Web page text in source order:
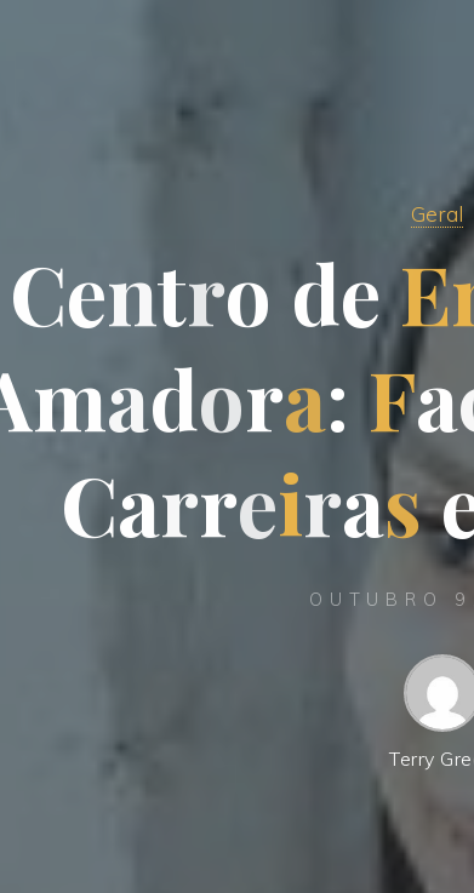
Geral
Centro de E
madora: Fa
Carreiras
OUTUBRO
Terry